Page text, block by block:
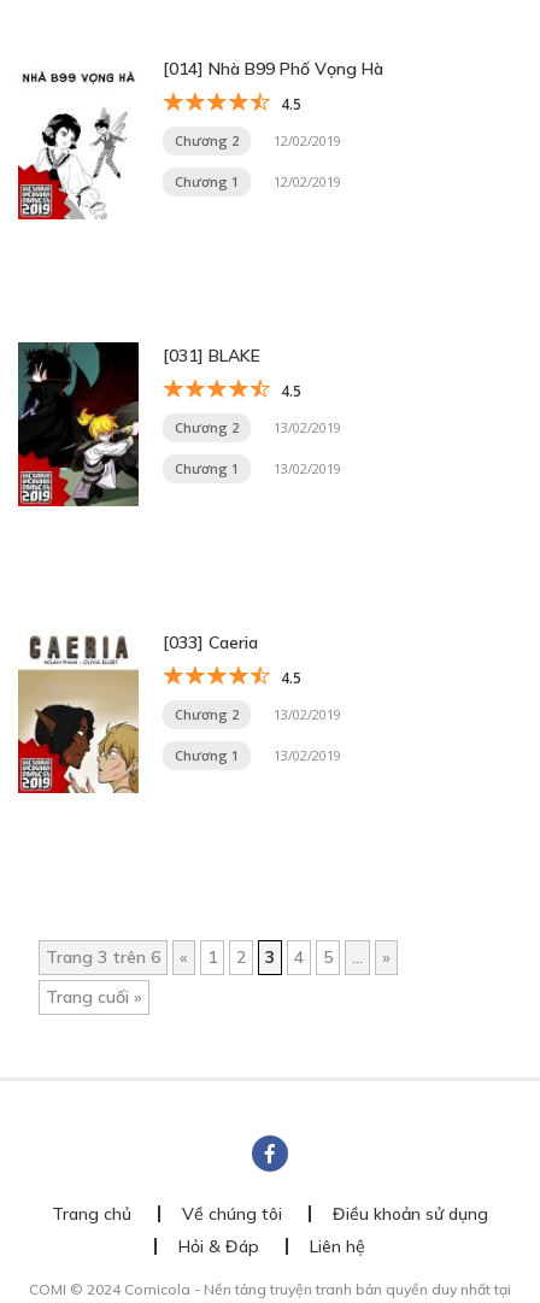
[014] Nhà B99 Phố Vọng Hà
4.5
Chương 2 12/02/2019
Chương 1 12/02/2019
[031] BLAKE
4.5
Chương 2 13/02/2019
Chương 1 13/02/2019
[033] Caeria
4.5
Chương 2 13/02/2019
Chương 1 13/02/2019
Trang 3 trên 6 « 1 2 3 4 5 ...
»
Trang cuối »
Trang chủ Về chúng tôi
Điều khoản sử dụng
Hỏi & Đáp
Liên hệ
COMI © 2024 Comicola - Nền tảng truyện tranh bản quyền duy nhất tại